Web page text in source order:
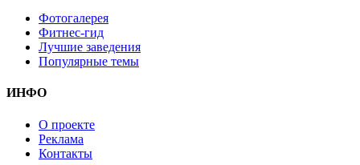
Фотогалерея
Фитнес-гид
Лучшие заведения
Популярные темы
ИНФО
О проекте
Реклама
Контакты